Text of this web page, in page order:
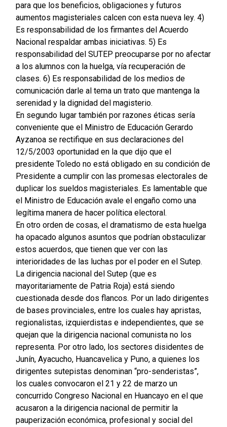
para que los beneficios, obligaciones y futuros
aumentos magisteriales calcen con esta nueva ley. 4)
Es responsabilidad de los firmantes del Acuerdo
Nacional respaldar ambas iniciativas. 5) Es
responsabilidad del SUTEP preocuparse por no afectar
a los alumnos con la huelga, vía recuperación de
clases. 6) Es responsabilidad de los medios de
comunicación darle al tema un trato que mantenga la
serenidad y la dignidad del magisterio.
En segundo lugar también por razones éticas sería
conveniente que el Ministro de Educación Gerardo
Ayzanoa se rectifique en sus declaraciones del
12/5/2003 oportunidad en la que dijo que el
presidente Toledo no está obligado en su condición de
Presidente a cumplir con las promesas electorales de
duplicar los sueldos magisteriales. Es lamentable que
el Ministro de Educación avale el engaño como una
legítima manera de hacer política electoral.
En otro orden de cosas, el dramatismo de esta huelga
ha opacado algunos asuntos que podrían obstaculizar
estos acuerdos, que tienen que ver con las
interioridades de las luchas por el poder en el Sutep.
La dirigencia nacional del Sutep (que es
mayoritariamente de Patria Roja) está siendo
cuestionada desde dos flancos. Por un lado dirigentes
de bases provinciales, entre los cuales hay apristas,
regionalistas, izquierdistas e independientes, que se
quejan que la dirigencia nacional comunista no los
representa. Por otro lado, los sectores disidentes de
Junín, Ayacucho, Huancavelica y Puno, a quienes los
dirigentes sutepistas denominan “pro-senderistas”,
los cuales convocaron el 21 y 22 de marzo un
concurrido Congreso Nacional en Huancayo en el que
acusaron a la dirigencia nacional de permitir la
pauperización económica, profesional y social del